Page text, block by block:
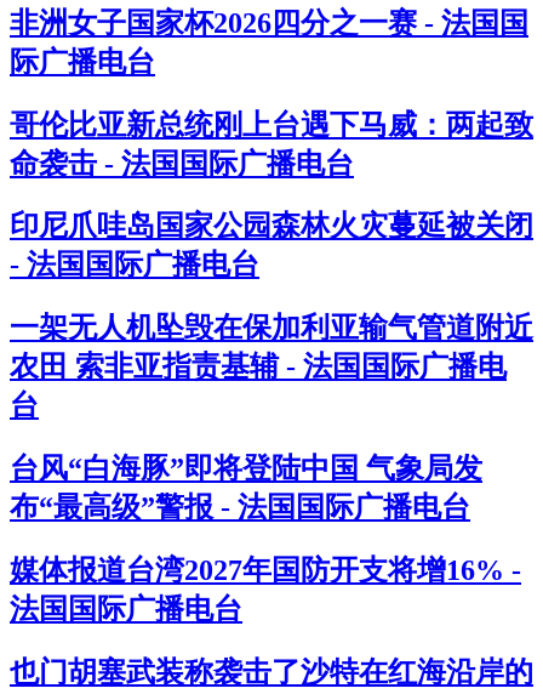
非洲女子国家杯2026四分之一赛 - 法国国
际广播电台
哥伦比亚新总统刚上台遇下马威：两起致
命袭击 - 法国国际广播电台
印尼爪哇岛国家公园森林火灾蔓延被关闭
- 法国国际广播电台
一架无人机坠毁在保加利亚输气管道附近
农田 索非亚指责基辅 - 法国国际广播电
台
台风“白海豚”即将登陆中国 气象局发
布“最高级”警报 - 法国国际广播电台
媒体报道台湾2027年国防开支将增16% -
法国国际广播电台
也门胡塞武装称袭击了沙特在红海沿岸的